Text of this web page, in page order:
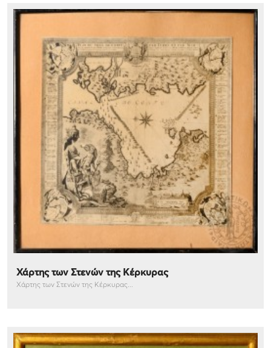
Χάρτης των Στενών της Κέρκυρας
Χάρτης των Στενών της Κέρκυρας...